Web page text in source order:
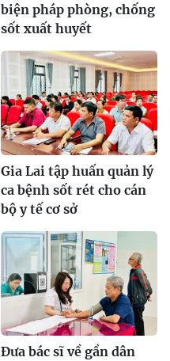
biện pháp phòng, chống
sốt xuất huyết
Gia Lai tập huấn quản lý
ca bệnh sốt rét cho cán
bộ y tế cơ sở
Đưa bác sĩ về gần dân